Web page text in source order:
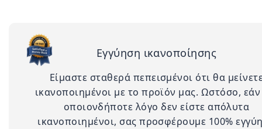
Εγγύηση ικανοποίησης
Είμαστε σταθερά πεπεισμένοι ότι θα
ικανοποιημένοι με το προϊόν μας. Ωστόσο, εάν
οποιονδήποτε λόγο δεν είστε απόλυτα
ικανοποιημένοι, σας προσφέρουμε 100%